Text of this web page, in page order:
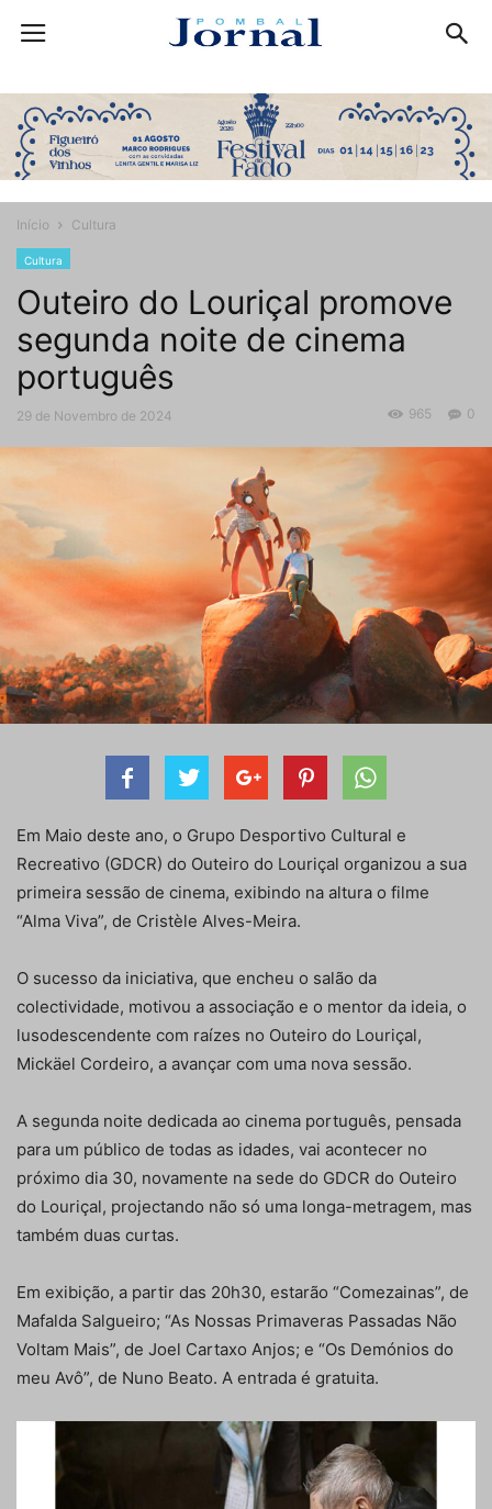
Início Cultura
Cultura
Outeiro do Louriçal promove
segunda noite de cinema
português
29 de Novembro de 2024 0
965
Em Maio deste ano, o Grupo Desportivo Cultural e
Recreativo (GDCR) do Outeiro do Louriçal organizou a sua
primeira sessão de cinema, exibindo na altura o filme
“Alma Viva”, de Cristèle Alves-Meira.
O sucesso da iniciativa, que encheu o salão da
colectividade, motivou a associação e o mentor da ideia, o
lusodescendente com raízes no Outeiro do Louriçal,
Mickäel Cordeiro, a avançar com uma nova sessão.
A segunda noite dedicada ao cinema português, pensada
para um público de todas as idades, vai acontecer no
próximo dia 30, novamente na sede do GDCR do Outeiro
do Louriçal, projectando não só uma longa-metragem, mas
também duas curtas.
Em exibição, a partir das 20h30, estarão “Comezainas”, de
Mafalda Salgueiro; “As Nossas Primaveras Passadas Não
Voltam Mais”, de Joel Cartaxo Anjos; e “Os Demónios do
meu Avô”, de Nuno Beato. A entrada é gratuita.